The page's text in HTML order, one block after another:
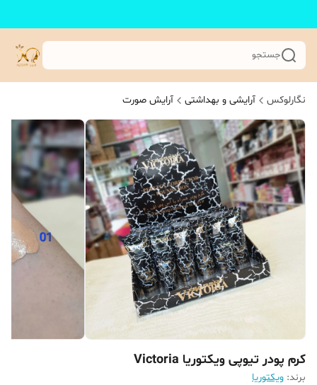
جستجو
نگارلوکس آرایشی و بهداشتی آرایش صورت
کرم پودر تیوپی ویکتوریا Victoria
برند: ویکتوریا